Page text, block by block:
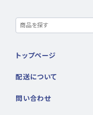
トップページ
配送について
問い合わせ